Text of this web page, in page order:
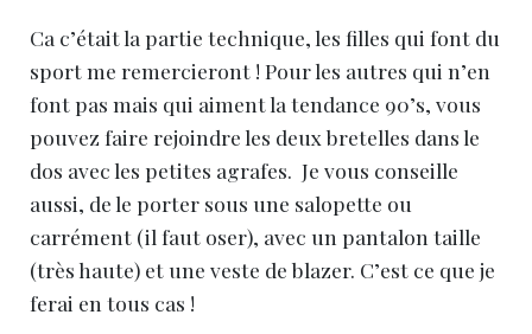
Ca c’était la partie technique, les filles qui font du
sport me remercieront ! Pour les autres qui n’en
font pas mais qui aiment la tendance 90’s, vous
pouvez faire rejoindre les deux bretelles dans le
dos avec les petites agrafes. Je vous conseille
aussi, de le porter sous une salopette ou
carrément (il faut oser), avec un pantalon taille
(très haute) et une veste de blazer. C’est ce que je
ferai en tous cas !